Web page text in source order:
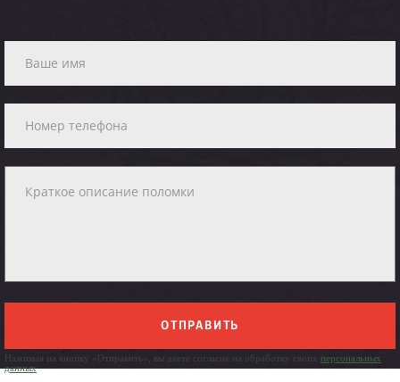
ОТПРАВИТЬ
Нажимая на кнопку «Отправить», вы даете согласие на обработку своих персональных
данных